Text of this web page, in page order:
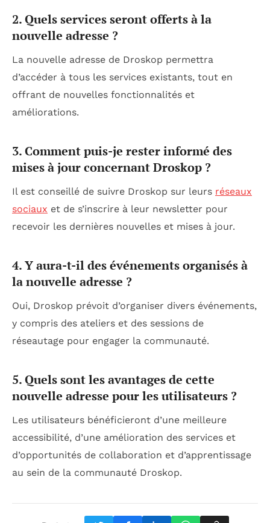
2. Quels services seront offerts à la
nouvelle adresse ?
La nouvelle adresse de Droskop permettra
d’accéder à tous les services existants, tout en
offrant de nouvelles fonctionnalités et
améliorations.
3. Comment puis-je rester informé des
mises à jour concernant Droskop ?
Il est conseillé de suivre Droskop sur leurs réseaux
sociaux et de s’inscrire à leur newsletter pour
recevoir les dernières nouvelles et mises à jour.
4. Y aura-t-il des événements organisés à
la nouvelle adresse ?
Oui, Droskop prévoit d’organiser divers événements,
y compris des ateliers et des sessions de
réseautage pour engager la communauté.
5. Quels sont les avantages de cette
nouvelle adresse pour les utilisateurs ?
Les utilisateurs bénéficieront d’une meilleure
accessibilité, d’une amélioration des services et
d’opportunités de collaboration et d’apprentissage
au sein de la communauté Droskop.